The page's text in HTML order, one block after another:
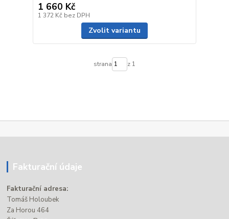
1 660 Kč
1 372 Kč bez DPH
Zvolit variantu
strana z 1
Fakturační údaje
Fakturační adresa:
Tomáš Holoubek
Za Horou 464